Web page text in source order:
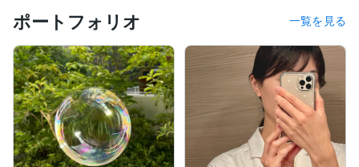
ポートフォリオ 一覧を見る